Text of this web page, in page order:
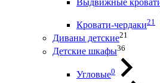
Выдвижные
Кровати-чердаки21
Диваны детские21
Детские шкафы36
Угловые0